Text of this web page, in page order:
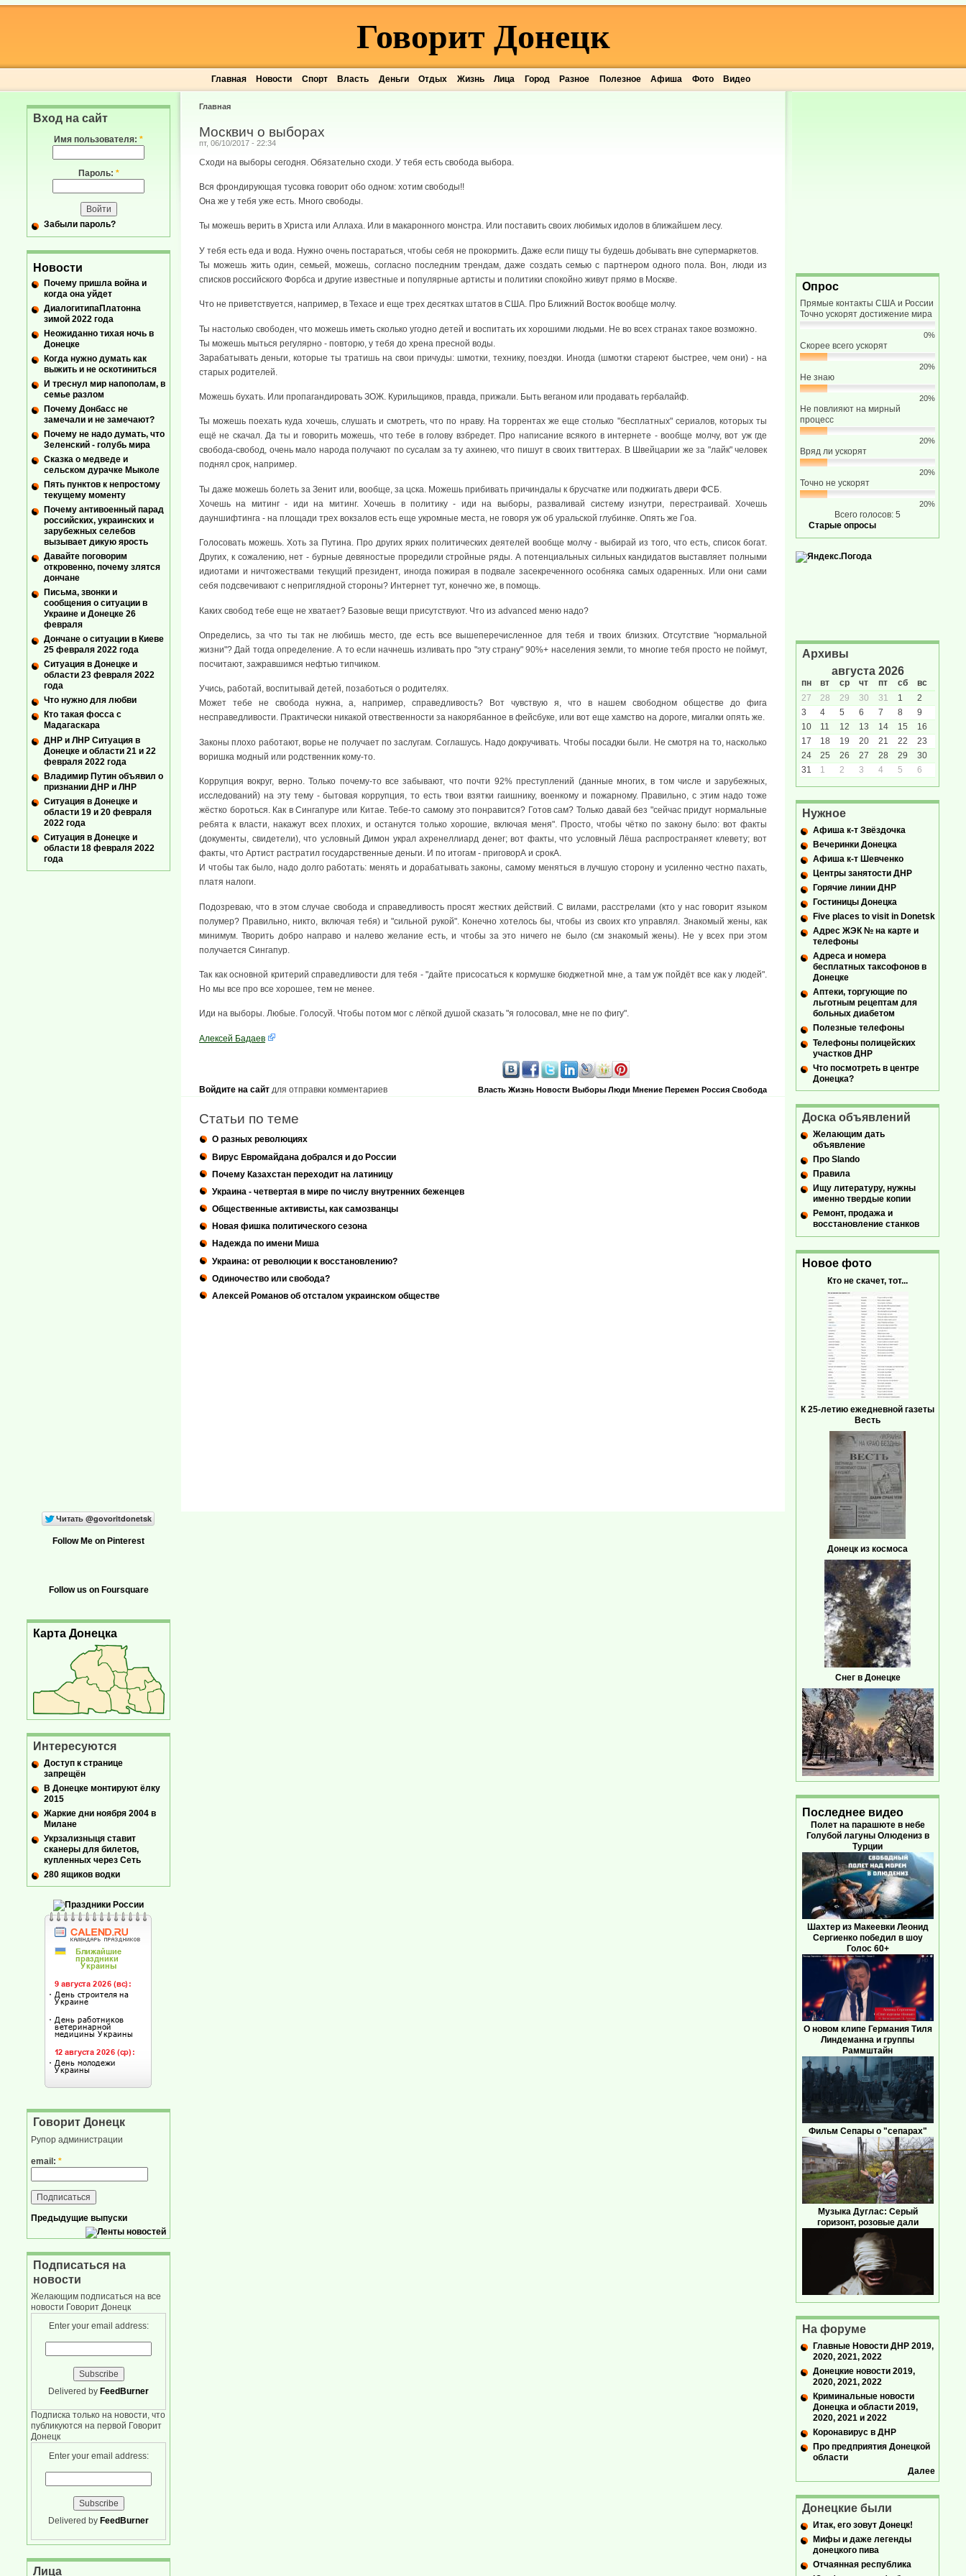
Главная Новости Спорт Власть Деньги Отдых Жизнь Лица Город Разное Полезное Афиша Фото Видео
Говорит Донецк
Главная
Москвич о выборах
пт, 06/10/2017 - 22:34
Сходи на выборы сегодня. Обязательно сходи. У тебя есть свобода выбора.
Вся фрондирующая тусовка говорит обо одном: хотим свободы!!
Она же у тебя уже есть. Много свободы.
Ты можешь верить в Христа или Аллаха. Или в макаронного монстра. Или поставить своих любимых идолов в ближайшем лесу.
У тебя есть еда и вода. Нужно очень постараться, чтобы себя не прокормить. Даже если пищу ты будешь добывать вне супермаркетов.
Ты можешь жить один, семьей, можешь, согласно последним трендам, даже создать семью с партнером одного пола. Вон, люди из
списков российского Форбса и другие известные и популярные артисты и политики спокойно живут прямо в Москве.
Что не приветствуется, например, в Техасе и еще трех десятках штатов в США. Про Ближний Восток вообще молчу.
Ты настолько свободен, что можешь иметь сколько угодно детей и воспитать их хорошими людьми. Не во всех странах такое возможно.
Ты можешь мыться регулярно - повторю, у тебя до хрена пресной воды.
Зарабатывать деньги, которые ты тратишь на свои причуды: шмотки, технику, поездки. Иногда (шмотки стареют быстрее, чем они) - на
старых родителей.
Можешь бухать. Или пропагандировать ЗОЖ. Курильщиков, правда, прижали. Быть веганом или продавать гербалайф.
Ты можешь поехать куда хочешь, слушать и смотреть, что по нраву. На торрентах же еще столько "бесплатных" сериалов, которых ты
ещё не скачал. Да ты и говорить можешь, что тебе в голову взбредет. Про написание всякого в интернете - вообще молчу, вот уж где
свобода-свобод, очень мало народа получают по сусалам за ту ахинею, что пишут в своих твиттерах. В Швейцарии же за "лайк" человек
поднял срок, например.
Ты даже можешь болеть за Зенит или, вообще, за цска. Можешь прибивать причиндалы к брусчатке или поджигать двери ФСБ.
Хочешь на митинг - иди на митинг. Хочешь в политику - иди на выборы, разваливай систему изнутри, перестраивай. Хочешь
дауншифтинга - на площади трех вокзалов есть еще укромные места, не говоря уж об уральской глубинке. Опять же Гоа.
Голосовать можешь. Хоть за Путина. Про других ярких политических деятелей вообще молчу - выбирай из того, что есть, список богат.
Других, к сожалению, нет - бурные девяностые проредили стройные ряды. А потенциальных сильных кандидатов выставляет полными
идиотами и ничтожествами текущий президент, иногда пожирая в подвале засекреченного особняка самых одаренных. Или они сами
себя подсвечивают с неприглядной стороны? Интернет тут, конечно же, в помощь.
Каких свобод тебе еще не хватает? Базовые вещи присутствуют. Что из advanced меню надо?
Определись, за что ты так не любишь место, где есть все вышеперечисленное для тебя и твоих близких. Отсутствие "нормальной
жизни"? Дай тогда определение. А то если начнешь изливать про "эту страну" 90%+ населения земли, то многие тебя просто не поймут,
посчитают, зажравшимся нефтью типчиком.
Учись, работай, воспитывай детей, позаботься о родителях.
Может тебе не свобода нужна, а, например, справедливость? Вот чувствую я, что в нашем свободном обществе до фига
несправедливости. Практически никакой отвественности за накорябанное в фейсбуке, или вот еще хамство на дороге, мигалки опять же.
Законы плохо работают, ворье не получает по заслугам. Соглашусь. Надо докручивать. Чтобы посадки были. Не смотря на то, насколько
воришка модный или родственник кому-то.
Коррупция вокруг, верно. Только почему-то все забывают, что почти 92% преступлений (данные многих, в том числе и зарубежных,
исследований) на эту тему - бытовая коррупция, то есть твои взятки гаишнику, военкому и пожарному. Правильно, с этим надо тоже
жёстко бороться. Как в Сингапуре или Китае. Тебе-то самому это понравится? Готов сам? Только давай без "сейчас придут нормальные
ребята к власти, накажут всех плохих, и останутся только хорошие, включая меня". Просто, чтобы чётко по закону было: вот факты
(документы, свидетели), что условный Димон украл ахренеллиард денег; вот факты, что условный Лёша распространяет клевету; вот
факты, что Артист растратил государственные деньги. И по итогам - приговорА и срокА.
И чтобы так было, надо долго работать: менять и дорабатывать законы, самому меняться в лучшую сторону и усиленно честно пахать,
платя налоги.
Подозреваю, что в этом случае свобода и справедливость просят жестких действий. С вилами, расстрелами (кто у нас говорит языком
полумер? Правильно, никто, включая тебя) и "сильной рукой". Конечно хотелось бы, чтобы из своих кто управлял. Знакомый жены, как
минимум. Творить добро направо и налево желание есть, и чтобы за это ничего не было (см знакомый жены). Не у всех при этом
получается Сингапур.
Так как основной критерий справедливости для тебя - "дайте присосаться к кормушке бюджетной мне, а там уж пойдёт все как у людей".
Но мы все про все хорошее, тем не менее.
Иди на выборы. Любые. Голосуй. Чтобы потом мог с лёгкой душой сказать "я голосовал, мне не по фигу".
Алексей Бадаев
Власть Жизнь Новости Выборы Люди Мнение Перемен Россия Свобода
Войдите на сайт для отправки комментариев
Статьи по теме
О разных революциях
Вирус Евромайдана добрался и до России
Почему Казахстан переходит на латиницу
Украина - четвертая в мире по числу внутренних беженцев
Общественные активисты, как самозванцы
Новая фишка политического сезона
Надежда по имени Миша
Украина: от революции к восстановлению?
Одиночество или свобода?
Алексей Романов об отсталом украинском обществе
Вход на сайт
Имя пользователя: *
Пароль: *
Забыли пароль?
Новости
Почему пришла война и
когда она уйдет
ДиалогитипаПлатонна
зимой 2022 года
Неожиданно тихая ночь в
Донецке
Когда нужно думать как
выжить и не оскотиниться
И треснул мир напополам, в
семье разлом
Почему Донбасс не
замечали и не замечают?
Почему не надо думать, что
Зеленский - голубь мира
Сказка о медведе и
сельском дурачке Мыколе
Пять пунктов к непростому
текущему моменту
Почему антивоенный парад
российских, украинских и
зарубежных селебов
вызывает дикую ярость
Давайте поговорим
откровенно, почему злятся
дончане
Письма, звонки и
сообщения о ситуации в
Украине и Донецке 26
февраля
Дончане о ситуации в Киеве
25 февраля 2022 года
Ситуация в Донецке и
области 23 февраля 2022
года
Что нужно для любви
Кто такая фосса с
Мадагаскара
ДНР и ЛНР Ситуация в
Донецке и области 21 и 22
февраля 2022 года
Владимир Путин объявил о
признании ДНР и ЛНР
Ситуация в Донецке и
области 19 и 20 февраля
2022 года
Ситуация в Донецке и
области 18 февраля 2022
года
Follow Me on Pinterest
Follow us on Foursquare
Карта Донецка
Интересуются
Доступ к странице
запрещён
В Донецке монтируют ёлку
2015
Жаркие дни ноября 2004 в
Милане
Укрзализныця ставит
сканеры для билетов,
купленных через Сеть
280 ящиков водки
Говорит Донецк
Рупор администрации
email: *
Предыдущие выпуски
Подписаться на
новости
Желающим подписаться на все
новости Говорит Донецк
Enter your email address:
Delivered by FeedBurner
Подписка только на новости, что
публикуются на первой Говорит
Донецк
Enter your email address:
Delivered by FeedBurner
Лица
Опрос
Прямые контакты США и России
Точно ускорят достижение мира
0%
Скорее всего ускорят
20%
Не знаю
20%
Не повлияют на мирный
процесс
20%
Вряд ли ускорят
20%
Точно не ускорят
20%
Всего голосов: 5
Старые опросы
Архивы
августа 2026
пн вт ср чт пт сб
вс
27
28 29 30 31 1
2
3
4 5 6 7 8
9
10
11 12 13 14 15
16
17
18 19 20 21 22
23
24
25 26 27 28 29
30
31
1 2 3 4 5 6
Нужное
Афиша к-т Звёздочка
Вечеринки Донецка
Афиша к-т Шевченко
Центры занятости ДНР
Горячие линии ДНР
Гостиницы Донецка
Five places to visit in Donetsk
Адрес ЖЭК № на карте и
телефоны
Адреса и номера
бесплатных таксофонов в
Донецке
Аптеки, торгующие по
льготным рецептам для
больных диабетом
Полезные телефоны
Телефоны полицейских
участков ДНР
Что посмотреть в центре
Донецка?
Доска объявлений
Желающим дать
объявление
Про Slando
Правила
Ищу литературу, нужны
именно твердые копии
Ремонт, продажа и
восстановление станков
Новое фото
Кто не скачет, тот...
К 25-летию ежедневной газеты
Весть
Донецк из космоса
Снег в Донецке
Последнее видео
Полет на парашюте в небе
Голубой лагуны Олюдениз в
Турции
Шахтер из Макеевки Леонид
Сергиенко победил в шоу
Голос 60+
О новом клипе Германия Тиля
Линдеманна и группы
Раммштайн
Фильм Сепары о "сепарах"
Музыка Дуглас: Серый
горизонт, розовые дали
На форуме
Главные Новости ДНР 2019,
2020, 2021, 2022
Донецкие новости 2019,
2020, 2021, 2022
Криминальные новости
Донецка и области 2019,
2020, 2021 и 2022
Коронавирус в ДНР
Про предприятия Донецкой
области
Далее
Донецкие были
Итак, его зовут Донецк!
Мифы и даже легенды
донецкого пива
Отчаянная республика